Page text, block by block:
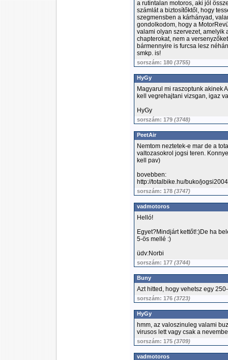
a rutintalan motoros, aki jól
számlát a biztosítőktől, hogy
szegmensben a kárhányad,
gondolkodom, hogy a
valami olyan szervezet, amelyik
chapterokat, nem a
bármennyire is furcsa lesz
smkp. is!
sorszám: 180 (3755)
HyGy
Magyarul mi raszoptunk akinek
kell vegrehajtani vizsgan, igaz
HyGy
sorszám: 179 (3748)
PeetAir
Nemtom neztetek-e mar de a
valtozasokrol jogsi teren.
kell pav)
bovebben:
http://totalbike.hu/buko/
sorszám: 178 (3747)
vadmotoros
Helló!
Egyet?Mindjárt kettőt!:)De ha
5-ös mellé :)
üdv:Norbi
sorszám: 177 (3744)
Buny
Azt hitted, hogy vehetsz egy
sorszám: 176 (3723)
HyGy
hmm, az valoszinuleg valami
virusos lett vagy csak a
sorszám: 175 (3709)
vadmotoros